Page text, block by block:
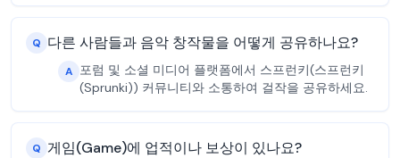
Q 다른 사람들과 음악 창작물을 어떻게 공유하나요?
A 포럼 및 소셜 미디어 플랫폼에서 스프런키(스프런키
(Sprunki)) 커뮤니티와 소통하여 걸작을 공유하세요.
Q 게임(Game)에 업적이나 보상이 있나요?